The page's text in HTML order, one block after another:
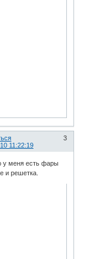
3
11:22:19
у меня есть фары
и решетка.